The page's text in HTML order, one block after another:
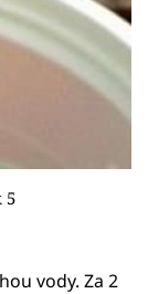
5
vody. Za 2